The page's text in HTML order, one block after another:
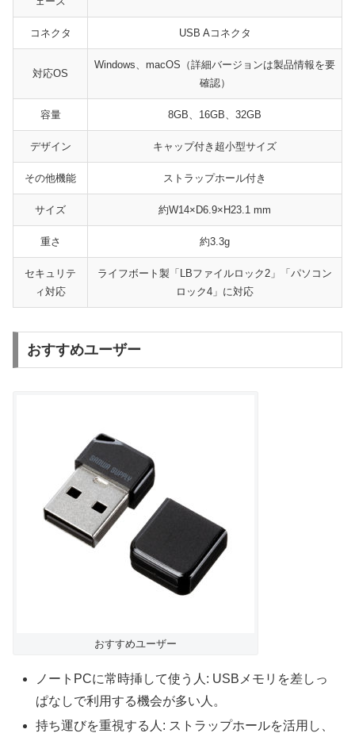
コネクタ USB Aコネクタ
対応OS
Windows、macOS（詳細バージョンは製品情報を要
確認）
容量 8GB、16GB、32GB
デザイン キャップ付き超小型サイズ
その他機能 ストラップホール付き
サイズ 約W14×D6.9×H23.1 mm
重さ 約3.3g
セキュリテ
ィ対応
ライフボート製「LBファイルロック2」「パソコン
ロック4」に対応
おすすめユーザー
おすすめユーザー
ノートPCに常時挿して使う人: USBメモリを差しっ
ぱなしで利用する機会が多い人。
持ち運びを重視する人: ストラップホールを活用し、